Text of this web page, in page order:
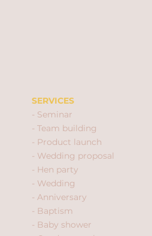
SERVICES
- Seminar
- Team building
- Product launch
- Wedding proposal
- Hen party
- Wedding
- Anniversary
- Baptism
- Baby shower